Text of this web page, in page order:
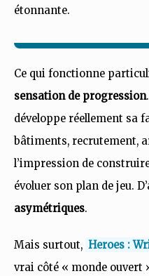
étonnante.
Ce qui fonctionne
sensation de progression
développe réellement sa
bâtiments, recrutement,
l’impression de
évoluer son plan de jeu.
asymétriques.
Mais surtout, Heroes :
vrai côté « monde ouvert